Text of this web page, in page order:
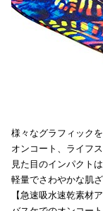
様々なグラフィック
オンコート、ライフ
見た目のインパクト
軽量でさわやかな肌
【急速吸水速乾素材